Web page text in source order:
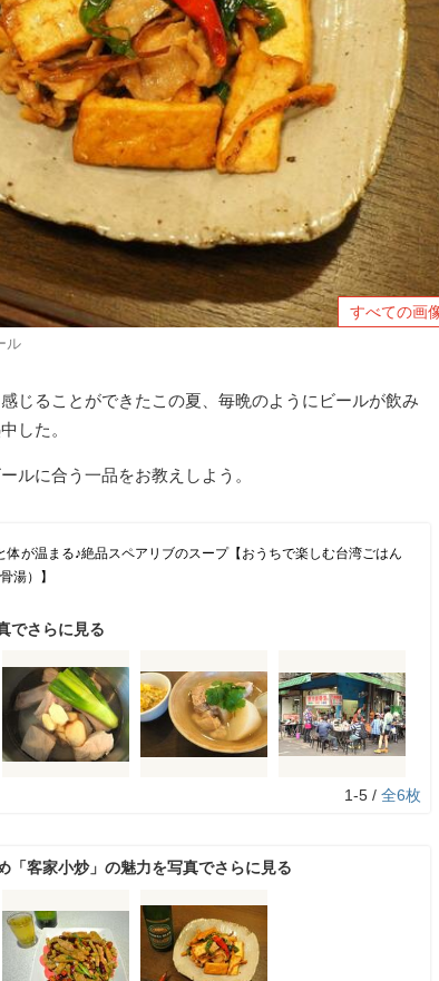
すべての画
ル
じることができたこの夏、毎晩のようにビールが飲み
した。
ルに合う一品をお教えしよう。
体が温まる♪絶品スペアリブのスープ【おうちで楽しむ台湾ごはん
湯）】
でさらに見る
1-5 / 全6枚
「客家小炒」の魅力を写真でさらに見る